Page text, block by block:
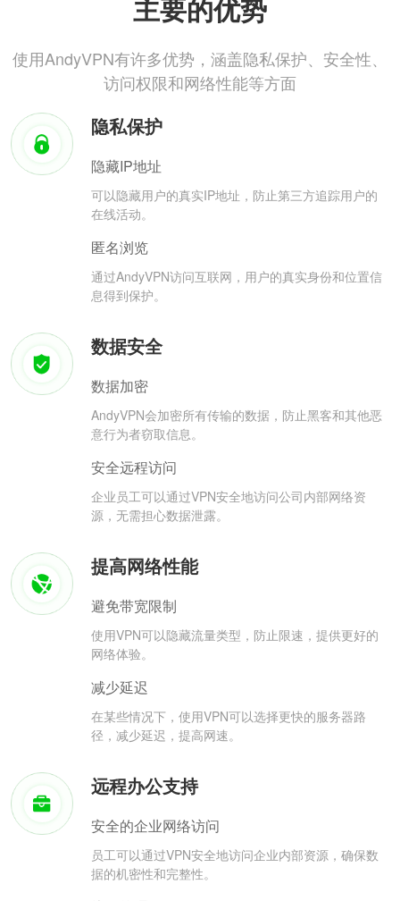
主要的优势
使用AndyVPN有许多优势，涵盖隐私保护、安全性、
访问权限和网络性能等方面
隐私保护
隐藏IP地址
可以隐藏用户的真实IP地址，防止第三方追踪用户的
在线活动。
匿名浏览
通过AndyVPN访问互联网，用户的真实身份和位置信
息得到保护。
数据安全
数据加密
AndyVPN会加密所有传输的数据，防止黑客和其他恶
意行为者窃取信息。
安全远程访问
企业员工可以通过VPN安全地访问公司内部网络资
源，无需担心数据泄露。
提高网络性能
避免带宽限制
使用VPN可以隐藏流量类型，防止限速，提供更好的
网络体验。
减少延迟
在某些情况下，使用VPN可以选择更快的服务器路
径，减少延迟，提高网速。
远程办公支持
安全的企业网络访问
员工可以通过VPN安全地访问企业内部资源，确保数
据的机密性和完整性。